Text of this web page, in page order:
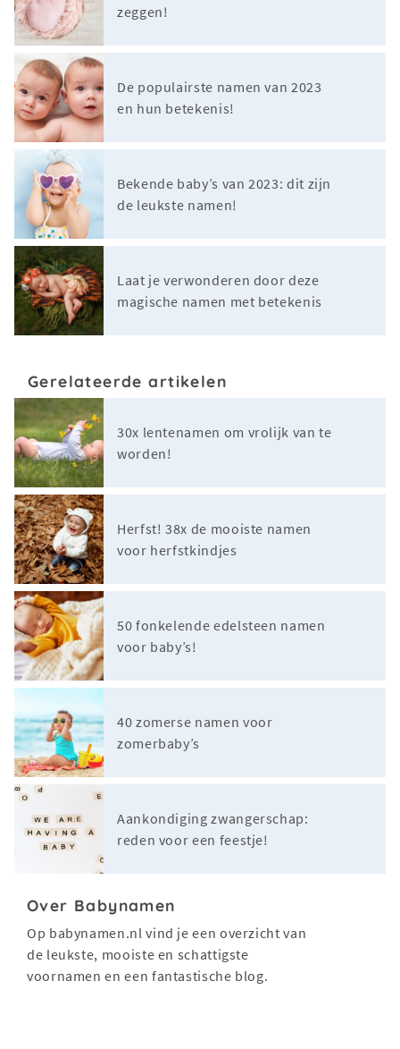
zeggen!
De populairste namen van 2023
en hun betekenis!
Bekende baby’s van 2023: dit zijn
de leukste namen!
Laat je verwonderen door deze
magische namen met betekenis
Gerelateerde artikelen
30x lentenamen om vrolijk van te
worden!
Herfst! 38x de mooiste namen
voor herfstkindjes
50 fonkelende edelsteen namen
voor baby’s!
40 zomerse namen voor
zomerbaby’s
Aankondiging zwangerschap:
reden voor een feestje!
Over Babynamen
Op babynamen.nl vind je een overzicht van
de leukste, mooiste en schattigste
voornamen en een fantastische blog.